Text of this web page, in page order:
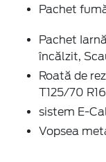
Pachet
Pachet
încălzit,
Roată de
T125/70 R16
sistem E-
Vopsea